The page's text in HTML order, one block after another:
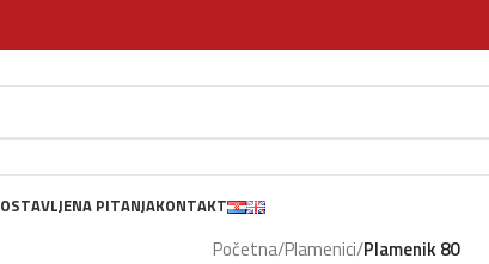
PITANJAKONTAKT
Početna/Plamenici/Plamenik 80